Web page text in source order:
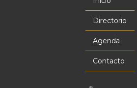
Directorio
Agenda
Contacto